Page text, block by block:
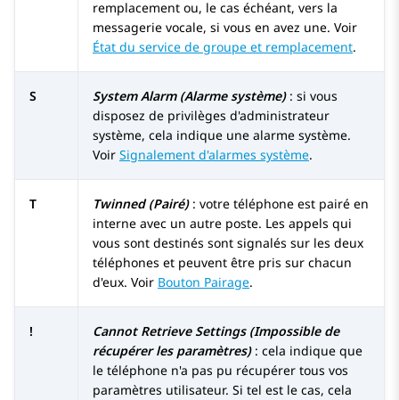
remplacement ou, le cas échéant, vers la
messagerie vocale, si vous en avez une. Voir
État du service de groupe et remplacement.
S System Alarm (Alarme système): si vous
disposez de privilèges d'administrateur
système, cela indique une alarme système.
Voir Signalement d'alarmes système.
T Twinned (Pairé): votre téléphone est pairé en
interne avec un autre poste. Les appels qui
vous sont destinés sont signalés sur les deux
téléphones et peuvent être pris sur chacun
d'eux. Voir Bouton Pairage.
!
Cannot Retrieve Settings (Impossible de
récupérer les paramètres): cela indique que
le téléphone n'a pas pu récupérer tous vos
paramètres utilisateur. Si tel est le cas, cela